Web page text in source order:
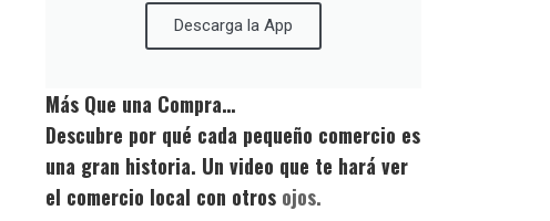
Descarga la App
Más Que una Compra…
Descubre por qué cada pequeño comercio es
una gran historia. Un video que te hará ver
el comercio local con otros ojos.